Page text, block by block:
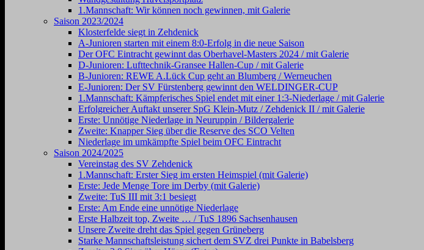
1.Mannschaft: Wir können noch gewinnen, mit Galerie
Saison 2023/2024
Klosterfelde siegt in Zehdenick
A-Junioren starten mit einem 8:0-Erfolg in die neue Saison
Der OFC Eintracht gewinnt das Oberhavel-Masters 2024 / mit Galerie
D-Junioren: Lufttechnik-Gransee Hallen-Cup / mit Galerie
B-Junioren: REWE A.Lück Cup geht an Blumberg / Werneuchen
E-Junioren: Der SV Fürstenberg gewinnt den WELDINGER-CUP
1.Mannschaft: Kämpferisches Spiel endet mit einer 1:3-Niederlage / mit Galerie
Erfolgreicher Auftakt unserer SpG Klein-Mutz / Zehdenick II / mit Galerie
Erste: Unnötige Niederlage in Neuruppin / Bildergalerie
Zweite: Knapper Sieg über die Reserve des SCO Velten
Niederlage im umkämpfte Spiel beim OFC Eintracht
Saison 2024/2025
Vereinstag des SV Zehdenick
1.Mannschaft: Erster Sieg im ersten Heimspiel (mit Galerie)
Erste: Jede Menge Tore im Derby (mit Galerie)
Zweite: TuS III mit 3:1 besiegt
Erste: Am Ende eine unnötige Niederlage
Erste Halbzeit top, Zweite … / TuS 1896 Sachsenhausen
Unsere Zweite dreht das Spiel gegen Grüneberg
Starke Mannschaftsleistung sichert dem SVZ drei Punkte in Babelsberg